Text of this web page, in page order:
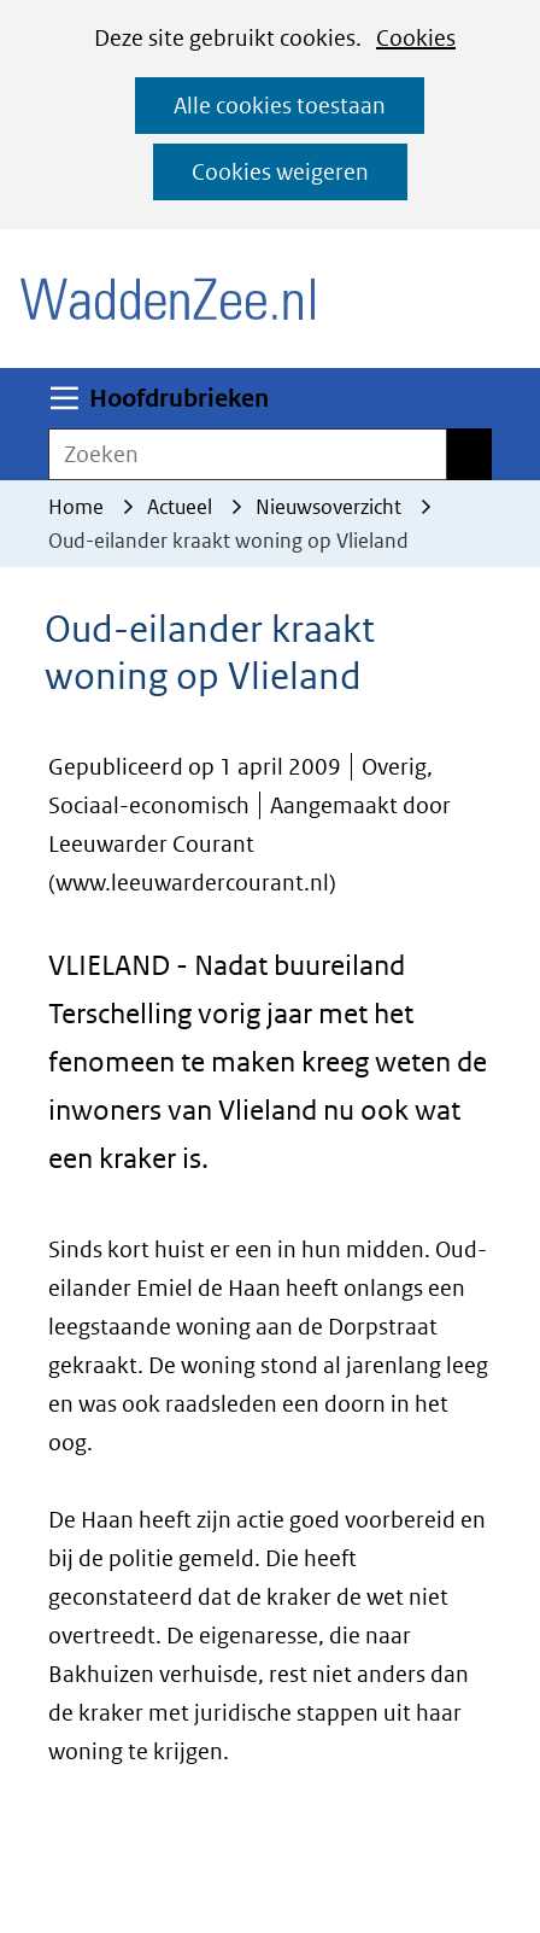
CookiesDeze site gebruikt cookies. Cookies
deze
worden
toegestaan
geweigerd.
Alle cookies toestaan
Cookies weigeren
Ga
naar
de
inhoud
Hoofdrubrieken
Zoeken
Home Actueel
Nieuwsoverzicht
Oud-eilander kraakt woning op Vlieland
Oud-eilander kraakt
woning op Vlieland
Gepubliceerd op 1 april 2009
Overig,
Sociaal-economisch
Aangemaakt door
Leeuwarder Courant
(www.leeuwardercourant.nl)
VLIELAND - Nadat buureiland
Terschelling vorig jaar met het
fenomeen te maken kreeg weten de
inwoners van Vlieland nu ook wat
een kraker is.
Sinds kort huist er een in hun midden. Oud-
eilander Emiel de Haan heeft onlangs een
leegstaande woning aan de Dorpstraat
gekraakt. De woning stond al jarenlang leeg
en was ook raadsleden een doorn in het
oog.
De Haan heeft zijn actie goed voorbereid en
bij de politie gemeld. Die heeft
geconstateerd dat de kraker de wet niet
overtreedt. De eigenaresse, die naar
Bakhuizen verhuisde, rest niet anders dan
de kraker met juridische stappen uit haar
woning te krijgen.